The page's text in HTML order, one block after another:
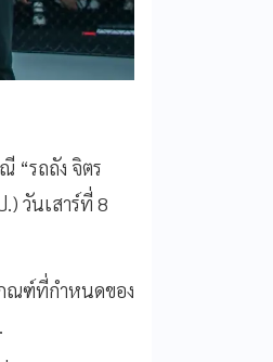
“รถถัง จิตร
วันเสาร์ที่ 8
ณฑ์ที่กำหนดของ